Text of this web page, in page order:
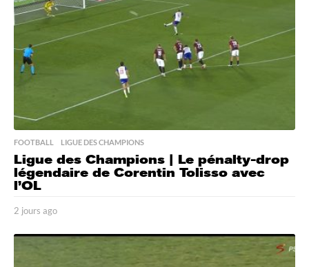
FOOTBALL ,LIGUE DES CHAMPIONS
Ligue des Champions | Le pénalty-drop
légendaire de Corentin Tolisso avec
l’OL
2 jours ago
o